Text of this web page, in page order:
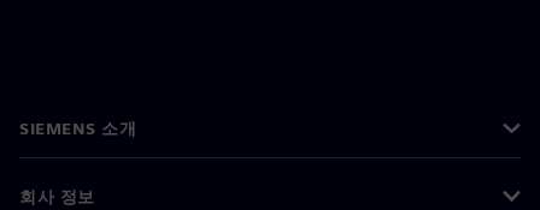
SIEMENS 소개
회사 정보